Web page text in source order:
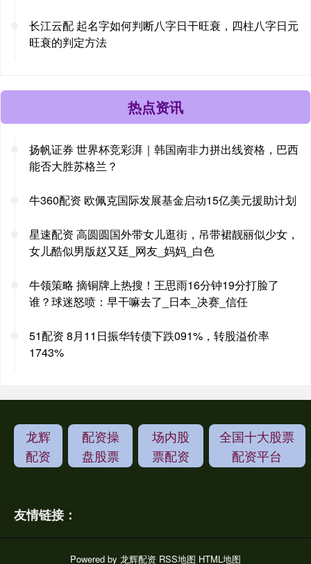
长江云配 起名字如何判断八字日干旺衰，四柱八字日元
旺衰的判定方法
热点资讯
扬帆证券 世界杯竞彩湃｜韩国南非力拼出线资格，巴西
能否大胜苏格兰？
牛360配资 欧佩克国际发展基金启动15亿美元援助计划
星速配资 高圆圆国外带女儿逛街，吊带裙靓丽似少女，
女儿酷似男版赵又廷_网友_妈妈_白色
牛领策略 摘铜牌上热搜！王思雨16分钟19分打脸了
谁？球迷怒喷：早干嘛去了_日本_决赛_信任
51配资 8月11日振华转债下跌091%，转股溢价率
1743%
龙辉
配资
配资操
盘股票
场内股
票配资
全国十大股票
配资平台
友情链接：
Powered by 龙辉配资 RSS地图 HTML地图